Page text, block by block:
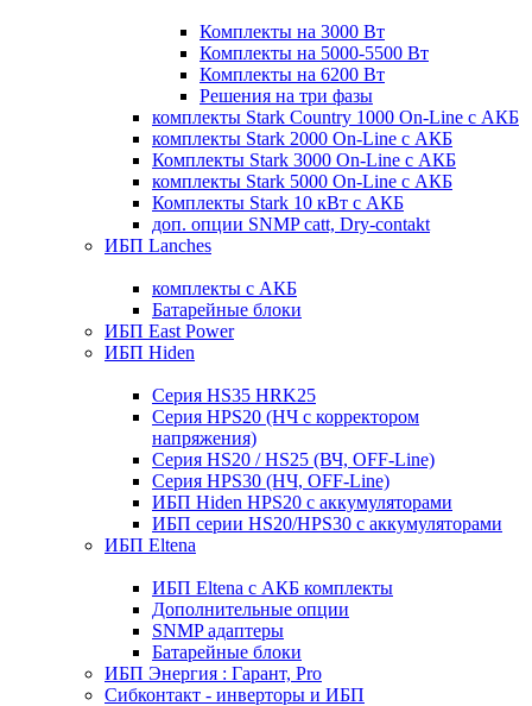
Комплекты на 3000 Вт
Комплекты на 5000-5500 Вт
Комплекты на 6200 Вт
Решения на три фазы
комплекты Stark Country 1000 On-Line с АКБ
комплекты Stark 2000 On-Line с АКБ
Комплекты Stark 3000 On-Line с АКБ
комплекты Stark 5000 On-Line с АКБ
Комплекты Stark 10 кВт с АКБ
доп. опции SNMP catt, Dry-contakt
ИБП Lanches
комплекты с АКБ
Батарейные блоки
ИБП East Power
ИБП Hiden
Серия HS35 HRK25
Серия HPS20 (НЧ с корректором
напряжения)
Серия HS20 / HS25 (ВЧ, OFF-Line)
Серия HPS30 (НЧ, OFF-Line)
ИБП Hiden HPS20 с аккумуляторами
ИБП серии HS20/HPS30 с аккумуляторами
ИБП Eltena
ИБП Eltena с АКБ комплекты
Дополнительные опции
SNMP адаптеры
Батарейные блоки
ИБП Энергия : Гарант, Pro
Сибконтакт - инверторы и ИБП